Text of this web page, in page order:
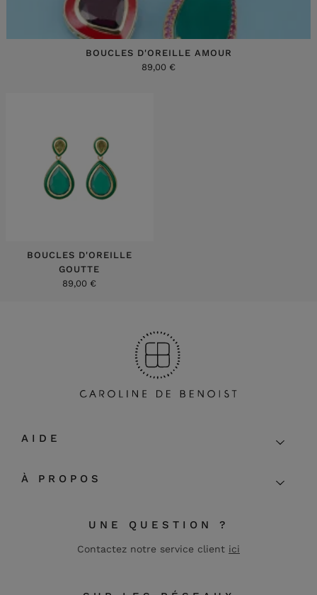
BOUCLES D'OREILLE AMOUR
89,00 €
BOUCLES D'OREILLE
GOUTTE
89,00 €
UNE QUESTION ?
Contactez notre service client ici
AIDE
À PROPOS